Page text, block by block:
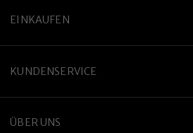
EINKAUFEN
KUNDENSERVICE
ÜBER UNS